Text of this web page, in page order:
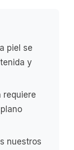
piel se
y
requiere
nuestros